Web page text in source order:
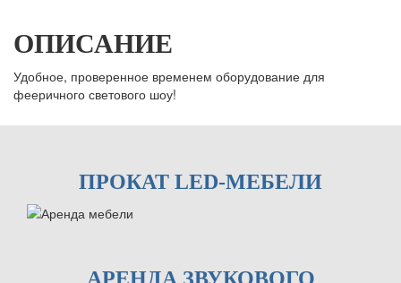
ОПИСАНИЕ
Удобное, проверенное временем оборудование для
фееричного светового шоу!
ПРОКАТ LED-МЕБЕЛИ